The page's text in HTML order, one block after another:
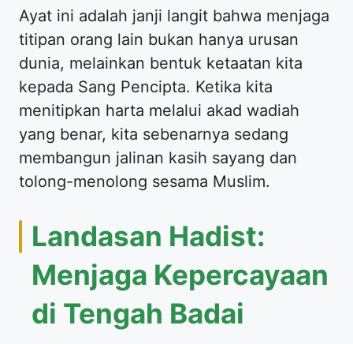
​Ayat ini adalah janji langit bahwa menjaga
titipan orang lain bukan hanya urusan
dunia, melainkan bentuk ketaatan kita
kepada Sang Pencipta. Ketika kita
menitipkan harta melalui akad wadiah
yang benar, kita sebenarnya sedang
membangun jalinan kasih sayang dan
tolong-menolong sesama Muslim.
​Landasan Hadist:
Menjaga Kepercayaan
di Tengah Badai